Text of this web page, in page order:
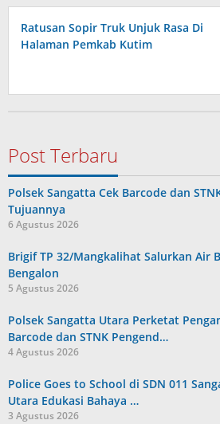
Ratusan Sopir Truk Unjuk Rasa Di
Halaman Pemkab Kutim
Post Terbaru
Polsek Sangatta Cek Barcode dan
Tujuannya
6 Agustus 2026
Brigif TP 32/Mangkalihat Salurkan Air
Bengalon
5 Agustus 2026
Polsek Sangatta Utara Perketat
Barcode dan STNK Pengend…
4 Agustus 2026
Police Goes to School di SDN 011
Utara Edukasi Bahaya …
3 Agustus 2026